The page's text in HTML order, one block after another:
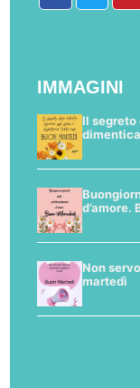
IMMAGINI
Il segreto
d’amore.
Non
martedì